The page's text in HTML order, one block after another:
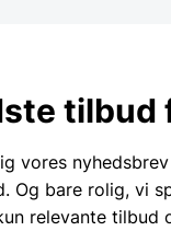
tilbud
vores
Og bare rolig, vi
relevante tilbud